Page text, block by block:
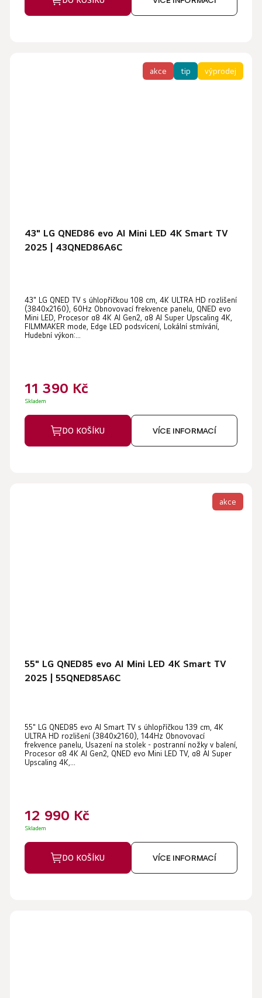
akce tip výprodej
43" LG QNED86 evo AI Mini LED 4K Smart TV
2025 | 43QNED86A6C
hodnocení
produktu
je
5
hvězdiček.
43" LG QNED TV s úhlopříčkou 108 cm, 4K ULTRA HD rozlišení
(3840x2160), 60Hz Obnovovací frekvence panelu, QNED evo
Mini LED, Procesor α8 4K AI Gen2, α8 AI Super Upscaling 4K,
FILMMAKER mode, Edge LED podsvícení, Lokální stmívání,
Hudební výkon:...
11 390 Kč
Skladem
DO KOŠÍKU VÍCE INFORMACÍ
akce
55" LG QNED85 evo AI Mini LED 4K Smart TV
2025 | 55QNED85A6C
55" LG QNED85 evo AI Smart TV s úhlopříčkou 139 cm, 4K
ULTRA HD rozlišení (3840x2160), 144Hz Obnovovací
frekvence panelu, Usazení na stolek - postranní nožky v balení,
Procesor α8 4K AI Gen2, QNED evo Mini LED TV, α8 AI Super
Upscaling 4K,...
12 990 Kč
Skladem
DO KOŠÍKU VÍCE INFORMACÍ